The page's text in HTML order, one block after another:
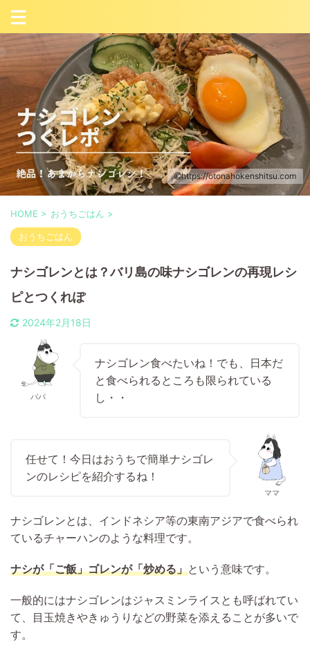
https://otonahokenshitsu.com
HOME > おうちごはん >
おうちごはん
ナシゴレンとは？バリ島の味ナシゴレンの再現レシ
ピとつくれぽ
2024年2月18日
パパ
ナシゴレン食べたいね！でも、日本だ
と食べられるところも限られている
し・・
任せて！今日はおうちで簡単ナシゴレ
ンのレシピを紹介するね！
ママ
ナシゴレンとは、インドネシア等の東南アジアで食べられ
ているチャーハンのような料理です。
ナシが「ご飯」ゴレンが「炒める」という意味です。
一般的にはナシゴレンはジャスミンライスとも呼ばれてい
て、目玉焼きやきゅうりなどの野菜を添えることが多いで
す。